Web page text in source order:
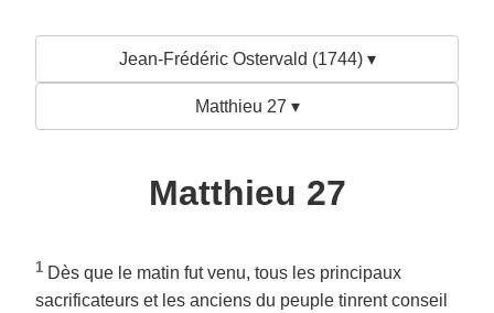
Jean-Frédéric Ostervald (1744) ▾
Matthieu 27 ▾
Matthieu 27
1 Dès que le matin fut venu, tous les principaux
sacrificateurs et les anciens du peuple tinrent conseil